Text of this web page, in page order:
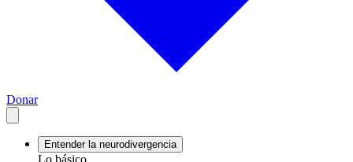
Donar
Entender la neurodivergencia